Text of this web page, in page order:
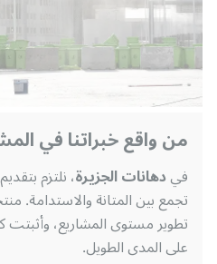
من واقع خبراتنا في
فيدهانات الجزيرة، نلتزم
تجمع بين المتانة والاستدامة.
تطوير مستوى المشاريع، وأثبتت
على المدى الطويل.